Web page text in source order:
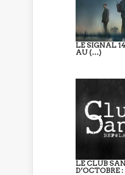
LE SIGNAL
AU (…)
LE CLUB
D’OCTOBRE